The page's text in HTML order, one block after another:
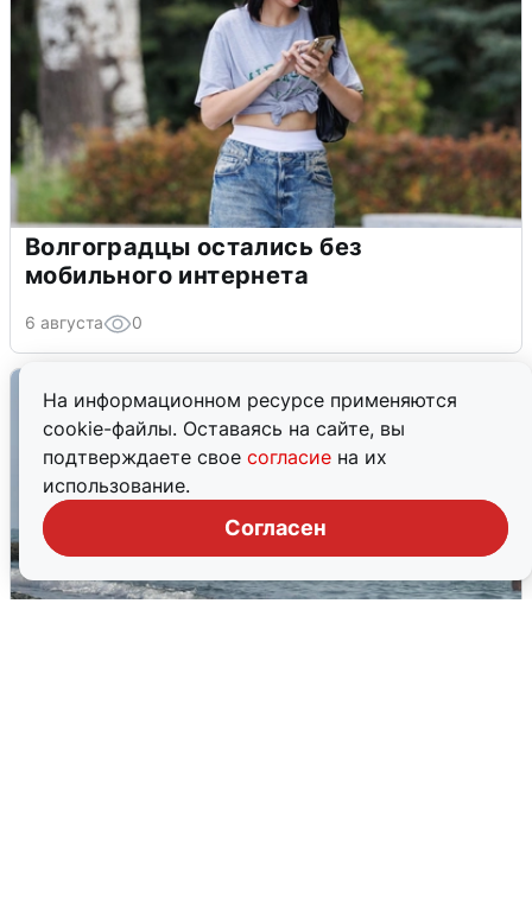
На информационном ресурсе применяются
cookie-файлы. Оставаясь на сайте, вы
подтверждаете свое согласие на их
использование.
Согласен
Волгоградцы остались без
мобильного интернета
6 августа 0